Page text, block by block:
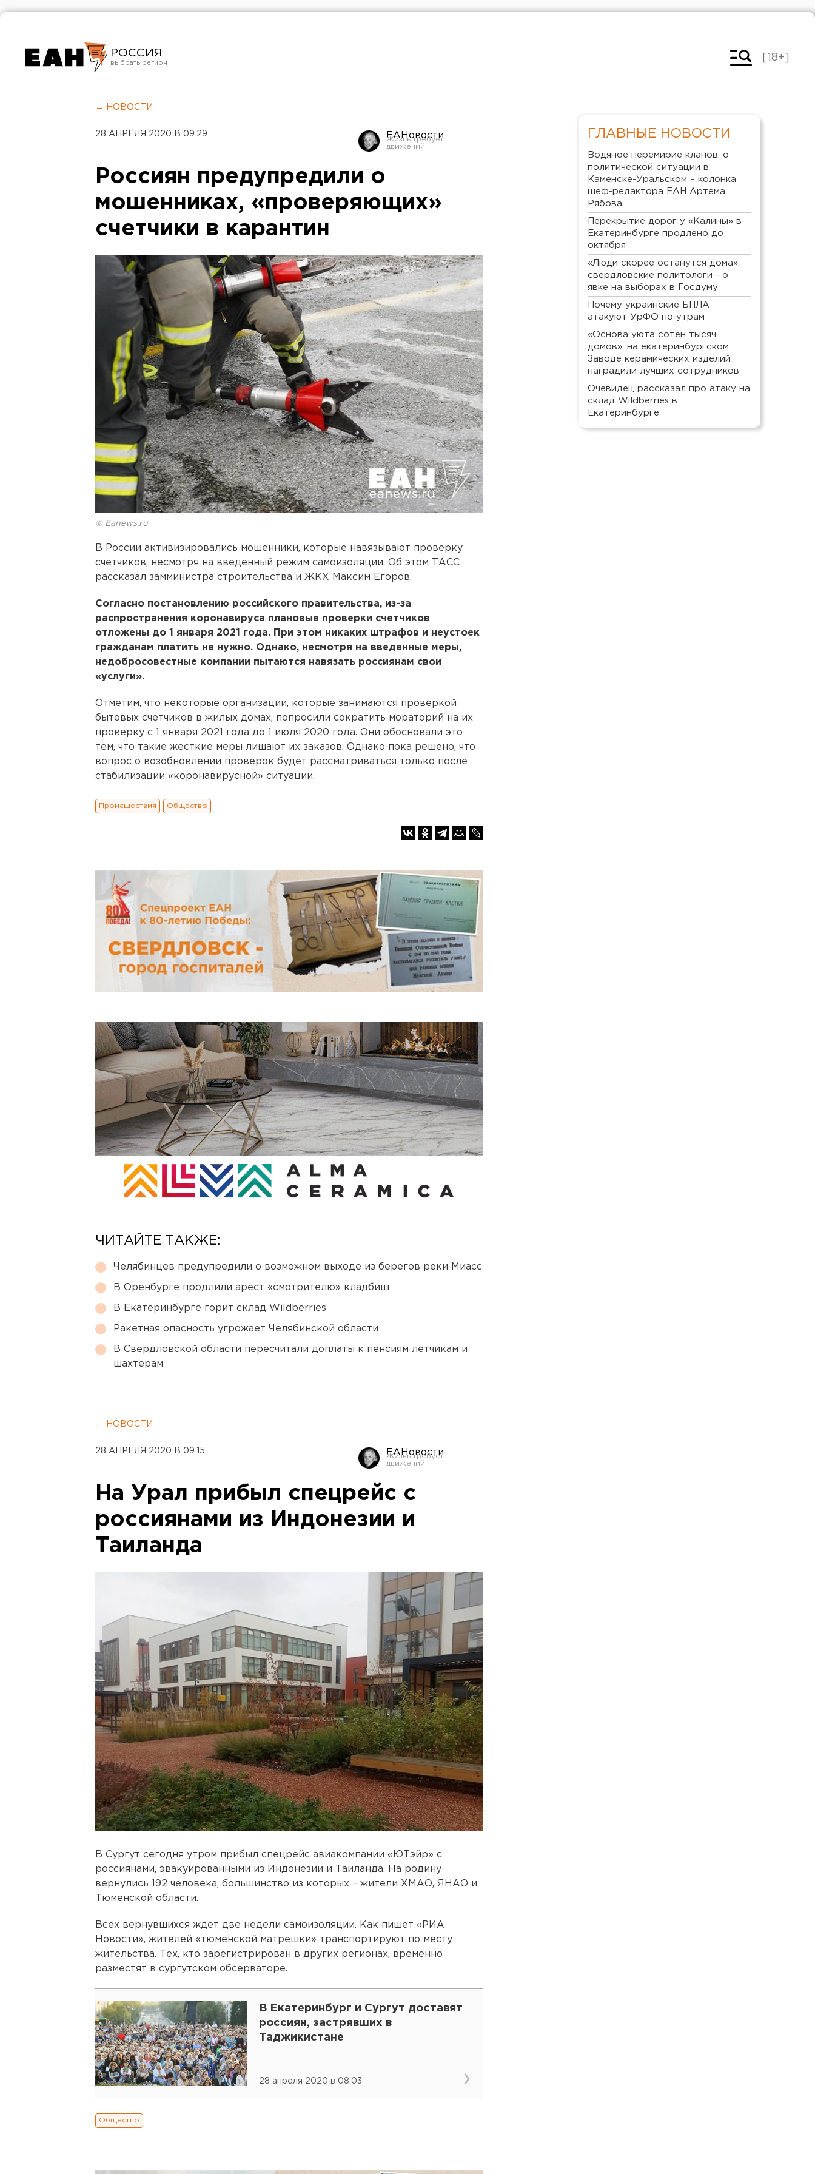
РОССИЯ
Челябинск
[18+]
← НОВОСТИ
28 АПРЕЛЯ 2020 В 09:29 ЕАНовости
Россиян предупредили о
мошенниках, «проверяющих»
счетчики в карантин
© Eanews.ru
В России активизировались мошенники, которые навязывают проверку
счетчиков, несмотря на введенный режим самоизоляции. Об этом ТАСС
рассказал замминистра строительства и ЖКХ Максим Егоров.
Согласно постановлению российского правительства, из-за
распространения коронавируса плановые проверки счетчиков
отложены до 1 января 2021 года. При этом никаких штрафов и неустоек
гражданам платить не нужно. Однако, несмотря на введенные меры,
недобросовестные компании пытаются навязать россиянам свои
«услуги».
Отметим, что некоторые организации, которые занимаются проверкой
бытовых счетчиков в жилых домах, попросили сократить мораторий на их
проверку с 1 января 2021 года до 1 июля 2020 года. Они обосновали это
тем, что такие жесткие меры лишают их заказов. Однако пока решено, что
вопрос о возобновлении проверок будет рассматриваться только после
стабилизации «коронавирусной» ситуации.
Происшествия Общество
ЧИТАЙТЕ ТАКЖЕ:
Челябинцев предупредили о возможном выходе из берегов реки Миасс
В Оренбурге продлили арест «смотрителю» кладбищ
В Екатеринбурге горит склад Wildberries
Ракетная опасность угрожает Челябинской области
В Свердловской области пересчитали доплаты к пенсиям летчикам и
шахтерам
← НОВОСТИ
28 АПРЕЛЯ 2020 В 09:15 ЕАНовости
На Урал прибыл спецрейс с
россиянами из Индонезии и
Таиланда
В Сургут сегодня утром прибыл спецрейс авиакомпании «ЮТэйр» с
россиянами, эвакуированными из Индонезии и Таиланда. На родину
вернулись 192 человека, большинство из которых – жители ХМАО, ЯНАО и
Тюменской области.
Всех вернувшихся ждет две недели самоизоляции. Как пишет «РИА
Новости», жителей «тюменской матрешки» транспортируют по месту
жительства. Тех, кто зарегистрирован в других регионах, временно
разместят в сургутском обсерваторе.
В Екатеринбург и Сургут доставят
россиян, застрявших в
Таджикистане
28 апреля 2020 в 08:03
Общество
ГЛАВНЫЕ НОВОСТИ
Водяное перемирие кланов: о
политической ситуации в
Каменске-Уральском – колонка
шеф-редактора ЕАН Артема
Рябова
Перекрытие дорог у «Калины» в
Екатеринбурге продлено до
октября
«Люди скорее останутся дома»:
свердловские политологи - о
явке на выборах в Госдуму
Почему украинские БПЛА
атакуют УрФО по утрам
«Основа уюта сотен тысяч
домов»: на екатеринбургском
Заводе керамических изделий
наградили лучших сотрудников
Очевидец рассказал про атаку на
склад Wildberries в
Екатеринбурге